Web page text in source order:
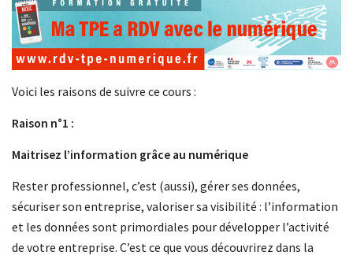
Voici les raisons de suivre ce cours :
Raison n°1 :
Maitrisez l’information grâce au numérique
Rester professionnel, c’est (aussi), gérer ses données,
sécuriser son entreprise, valoriser sa visibilité : l’information
et les données sont primordiales pour développer l’activité
de votre entreprise. C’est ce que vous découvrirez dans la